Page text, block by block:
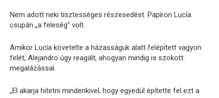
Nem adott neki tisztességes részesedést. Papíron Lucía
csupán „a feleség” volt.
Amikor Lucía követelte a házasságuk alatt felépített vagyon
felét, Alejandro úgy reagált, ahogyan mindig is szokott:
megalázással.
„El akarja hitetni mindenkivel, hogy egyedül építette fel ezt a